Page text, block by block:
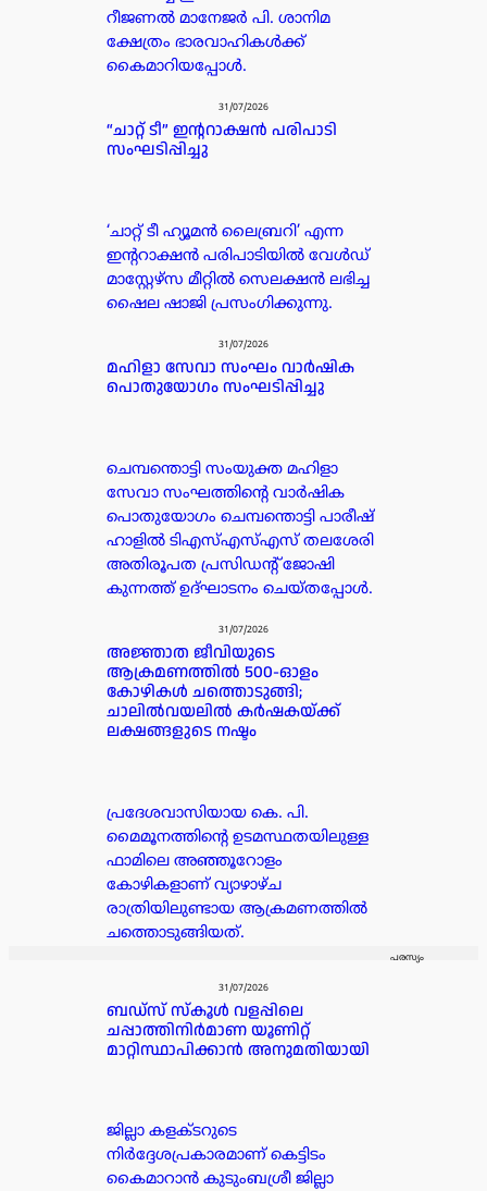
റീജണൽ മാനേജർ പി. ശാനിമ
ക്ഷേത്രം ഭാരവാഹികൾക്ക്
കൈമാറിയപ്പോൾ.
31/07/2026
“ചാറ്റ് ടീ” ഇന്ററാക്ഷൻ പരിപാടി
സംഘടിപ്പിച്ചു
‘ചാറ്റ് ടീ ഹ്യൂമൻ ലൈബ്രറി’ എന്ന
ഇന്ററാക്ഷൻ പരിപാടിയിൽ വേൾഡ്
മാസ്റ്റേഴ്സ മീറ്റിൽ സെലക്ഷൻ ലഭിച്ച
ഷൈല ഷാജി പ്രസംഗിക്കുന്നു.
31/07/2026
മഹിളാ സേവാ സംഘം വാർഷിക
പൊതുയോഗം സംഘടിപ്പിച്ചു
ചെമ്പന്തൊട്ടി സംയുക്ത മഹിളാ
സേവാ സംഘത്തിന്റെ വാർഷിക
പൊതുയോഗം ചെമ്പന്തൊട്ടി പാരീഷ്
ഹാളിൽ ടിഎസ്എസ്എസ് തലശേരി
അതിരൂപത പ്രസിഡൻ്റ് ജോഷി
കുന്നത്ത് ഉദ്ഘാടനം ചെയ്തപ്പോൾ.
31/07/2026
അജ്ഞാത ജീവിയുടെ
ആക്രമണത്തിൽ 500-ഓളം
കോഴികൾ ചത്തൊടുങ്ങി;
ചാലിൽവയലിൽ കർഷകയ്ക്ക്
ലക്ഷങ്ങളുടെ നഷ്ടം
പ്രദേശവാസിയായ കെ. പി.
മൈമൂനത്തിന്റെ ഉടമസ്ഥതയിലുള്ള
ഫാമിലെ അഞ്ഞൂറോളം
കോഴികളാണ് വ്യാഴാഴ്ച
രാത്രിയിലുണ്ടായ ആക്രമണത്തിൽ
ചത്തൊടുങ്ങിയത്.
പരസ്യം
31/07/2026
ബഡ്‌സ് സ്കൂൾ വളപ്പിലെ
ചപ്പാത്തിനിർമാണ യൂണിറ്റ്
മാറ്റിസ്ഥാപിക്കാൻ അനുമതിയായി
ജില്ലാ കളക്ടറുടെ
നിർദ്ദേശപ്രകാരമാണ് കെട്ടിടം
കൈമാറാൻ കുടുംബശ്രീ ജില്ലാ